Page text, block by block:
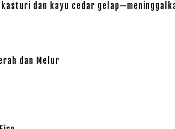
dan kayu cedar
dan Melur